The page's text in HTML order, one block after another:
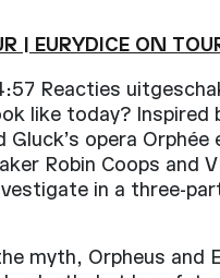
| EURYDICE ON
Reacties
like today? Inspired
opera Orphée
Robin Coops and
in a three-
myth, Orpheus and